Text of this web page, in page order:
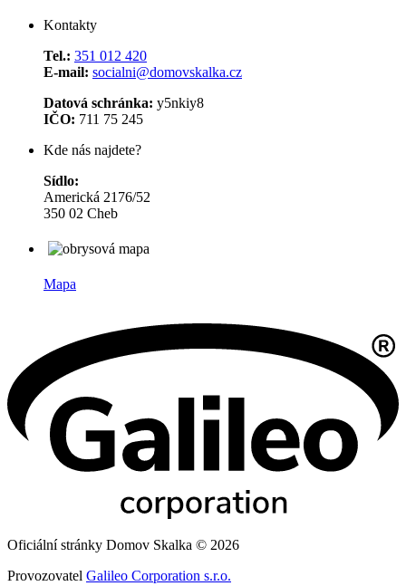
Kontakty
Tel.: 351 012 420
E-mail: socialni@domovskalka.cz
Datová schránka: y5nkiy8
IČO: 711 75 245
Kde nás najdete?
Sídlo:
Americká 2176/52
350 02 Cheb
Mapa
Oficiální stránky Domov Skalka © 2026
Provozovatel Galileo Corporation s.r.o.